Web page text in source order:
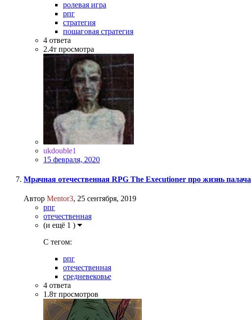
ролевая игра
рпг
стратегия
пошаговая стратегия
4 ответа
2.4т просмотра
ukdouble1
15 февраля, 2020
Мрачная отечественная RPG The Executioner про жизнь палача
Автор Mentor3, 25 сентября, 2019
рпг
отечественная
(и ещё 1 )
C тегом:
рпг
отечественная
средневековье
4 ответа
1.8т просмотров